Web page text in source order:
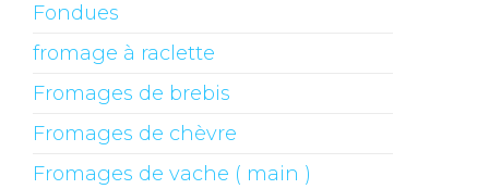
Fondues
fromage à raclette
Fromages de brebis
Fromages de chèvre
Fromages de vache ( main )